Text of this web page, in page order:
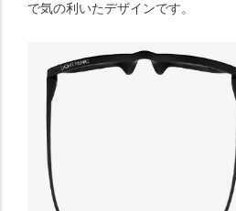
で気の利いたデザインです。